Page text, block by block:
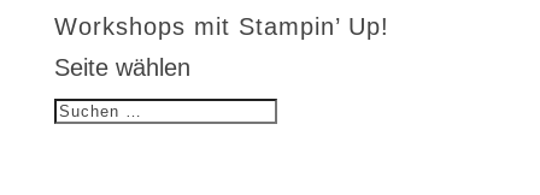
Workshops mit Stampin’ Up!
Seite wählen